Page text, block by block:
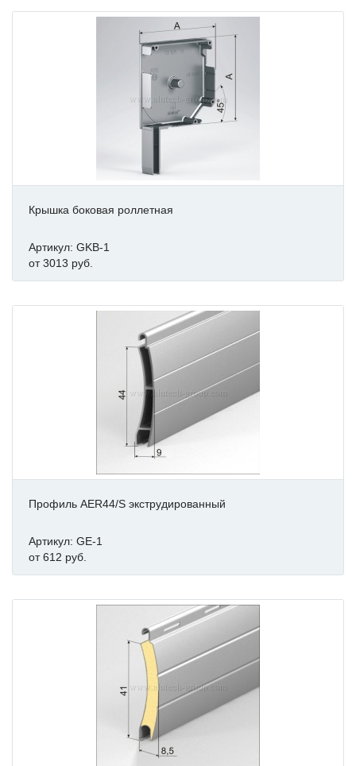
Крышка боковая роллетная
Артикул: GKB-1
от 3013 руб.
Профиль AER44/S экструдированный
Артикул: GE-1
от 612 руб.